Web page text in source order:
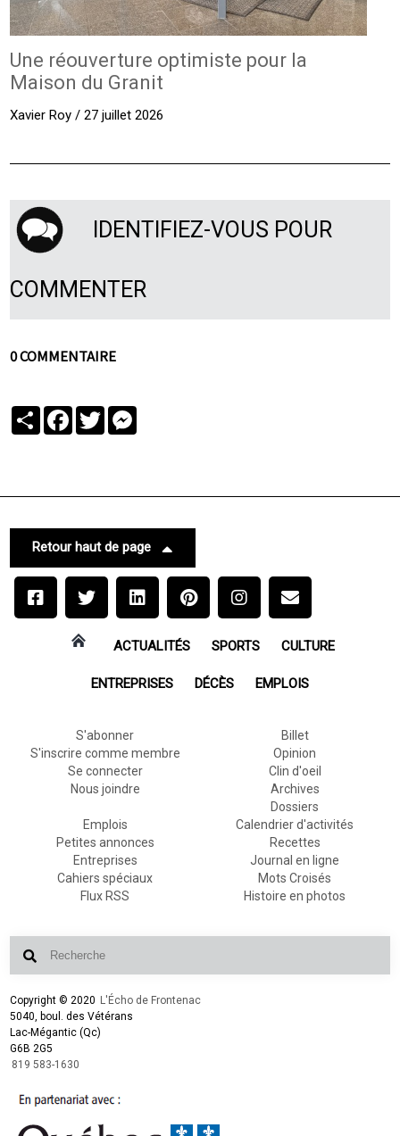
Une réouverture optimiste pour la
Maison du Granit
Xavier Roy / 27 juillet 2026
IDENTIFIEZ-VOUS POUR
COMMENTER
0 COMMENTAIRE
PartagerFacebook
Twitter
Retour haut de page
ACTUALITÉS SPORTS CULTURE
ENTREPRISES DÉCÈS EMPLOIS
S'abonner
S'inscrire comme membre
Se connecter
Nous joindre
Billet
Opinion
Clin d'oeil
Archives
Dossiers
Emplois
Petites annonces
Entreprises
Cahiers spéciaux
Flux RSS
Calendrier d'activités
Recettes
Journal en ligne
Mots Croisés
Histoire en photos
Copyright © 2020 L'Écho de Frontenac
5040, boul. des Vétérans
Lac-Mégantic (Qc)
G6B 2G5
819 583-1630